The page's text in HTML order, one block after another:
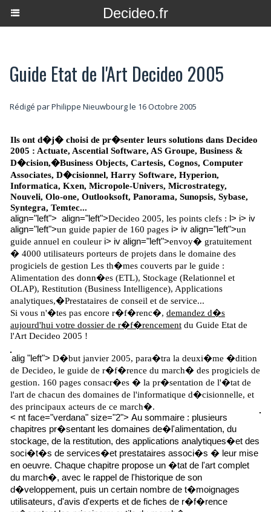
Decideo.fr
Guide Etat de l'Art Decideo 2005
Rédigé parPhilippe Nieuwbourgle 16 Octobre 2005
Ils ont d�j� choisi de pr�senter leurs solutions dans Decideo
2005 : Actuate, Ascential Software, AS Groupe, Business &
D�cision,�Business Objects, Cartesis, Cognos, Computer
Associates, D�cisionnel, Harry Software, Hyperion,
Informatica, Kxen, Micropole-Univers, Microstrategy,
Nouveli, Olo-one, Outlooksoft, Panorama, Sunopsis, Sybase,
Syntegra, Temtec...
align="left"> align="left">Decideo 2005, les points clefs : l> i> iv
align="left">un guide papier de 160 pages i> iv align="left">un
guide annuel en couleur i> iv align="left">envoy� gratuitement
� 4000 utilisateurs porteurs de projets dans le domaine des
progiciels de gestion Les th�mes couverts par le guide :
Alimentation des donn�es (ETL), Stockage (Relationnel et
OLAP), Restitution (Business Intelligence), Applications
analytiques,�Prestataires de conseil et de service...
Si vous n'�tes pas encore r�f�renc�, demandez d�s
aujourd'hui votre dossier de r�f�rencement du Guide Etat de
l'Art Decideo 2005 !
alig "left"> D�but janvier 2005, para�tra la deuxi�me �dition
de Decideo, le guide de r�f�rence du march� des progiciels de
gestion. 160 pages consacr�es � la pr�sentation de l'�tat de
l'art de chacun des domaines de l'informatique d�cisionnelle, et
des principaux acteurs de ce march�.
< nt face="verdana" size="2"> Au sommaire : plusieurs
chapitres pr�sentant les domaines de�l'alimentation, du
stockage, de la restitution, des applications analytiques�et des
soci�t�s de services�et prestataires associ�s � leur mise
en oeuvre. Chaque chapitre propose un �tat de l'art complet
du march�, avec le rappel de l'historique de son
d�veloppement, puis un certain nombre de t�moignages
utilisateurs, d'avis d'experts et de fiches de r�f�rence